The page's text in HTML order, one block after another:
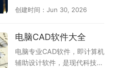
e的SmartScreen筛选器可防
范网络钓鱼。此外还有火狐、
择。无论偏好国产还是国际品
牌，都能从中找到适合自己的
安全浏览器。
备智能广告屏蔽功能，能够有
环境；当然，在功能上，极速
浏览器现在也支持用户自定义
插件，从而让浏览器用着更加
不妨试试这几款实用的电脑K
伴奏质量好，支持录音修音和
社交互动；《i歌霸》界面简
洁，点歌操作方便，家庭娱乐
创建时间：Jun 30, 2026
电脑CAD软件大全
电脑专业CAD软件，即计算机
辅助设计软件，是现代科技与